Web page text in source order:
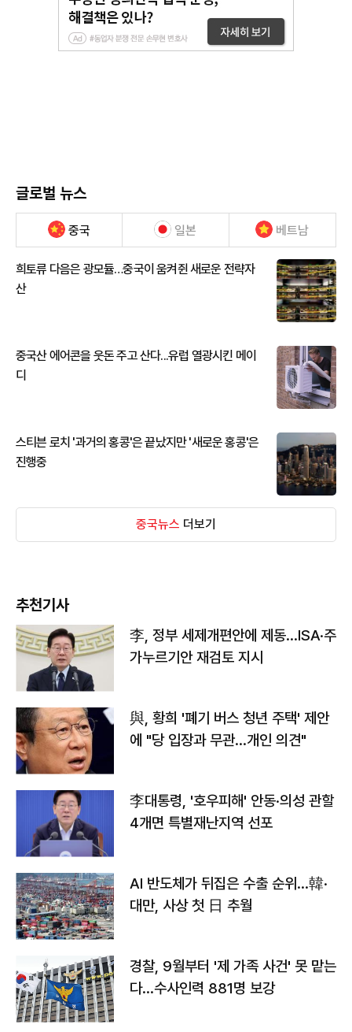
글로벌 뉴스
중국 일본 베트남
희토류 다음은 광모듈…중국이 움켜쥔 새로운 전략자
산
중국산 에어콘을 웃돈 주고 산다...유럽 열광시킨 메이
디
스티븐 로치 '과거의 홍콩'은 끝났지만 '새로운 홍콩'은
진행중
중국뉴스 더보기
추천기사
李, 정부 세제개편안에 제동…ISA·주
가누르기안 재검토 지시
與, 황희 '폐기 버스 청년 주택' 제안
에 "당 입장과 무관…개인 의견"
李대통령, '호우피해' 안동·의성 관할
4개면 특별재난지역 선포
AI 반도체가 뒤집은 수출 순위…韓·
대만, 사상 첫 日 추월
경찰, 9월부터 '제 가족 사건' 못 맡는
다…수사인력 881명 보강